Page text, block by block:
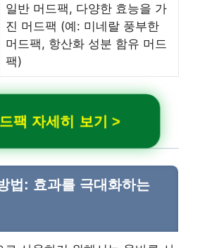
일반 머드팩, 다양한 효능을 가
진 머드팩 (예: 미네랄 풍부한
머드팩, 항산화 성분 함유 머드
팩)
팩 자세히 보기 >
법: 효과를 극대화하는